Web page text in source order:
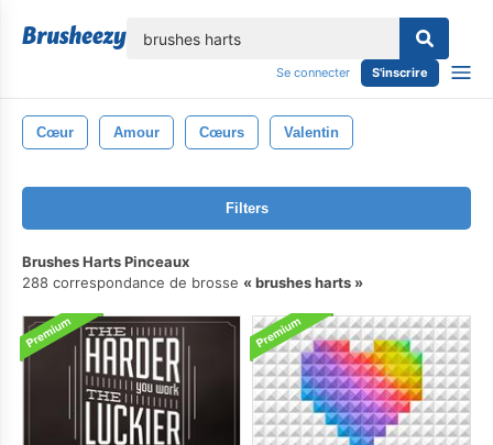
Se connecter S'inscrire
Cœur Amour Cœurs Valentin
Filters
Brushes Harts Pinceaux
288 correspondance de brosse
brushes harts